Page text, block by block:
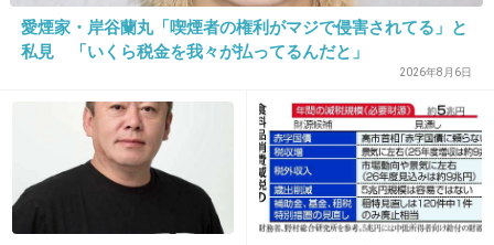
高畑、倉木よりも酷いのいるよ
+659
2018/01/08(月) 09:33:56
いまさら？ってネタ多いな
+27 -24
愛煙家・岸谷蘭丸「喫煙者の権利がマジで侵害されてる」と
私見 「いくら税金を我々が払ってるんだと」
2026年8月6日